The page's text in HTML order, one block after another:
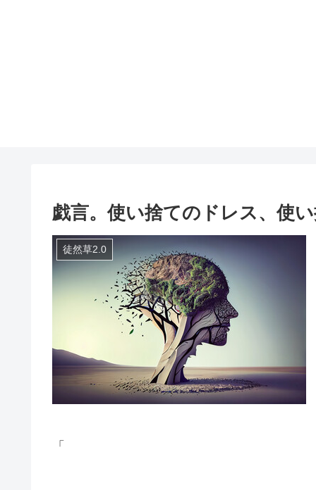
戯言。使い捨てのドレス、使
徒然草2.0
「